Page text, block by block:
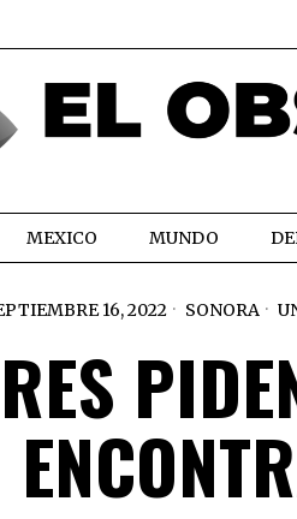
MEXICO MUNDO
16, 2022 SONORA